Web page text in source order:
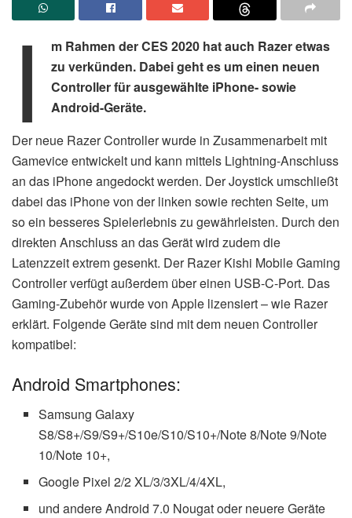
I
m Rahmen der CES 2020 hat auch Razer etwas
zu verkünden. Dabei geht es um einen neuen
Controller für ausgewählte iPhone- sowie
Android-Geräte.
Der neue Razer Controller wurde in Zusammenarbeit mit
Gamevice entwickelt und kann mittels Lightning-Anschluss
an das iPhone angedockt werden. Der Joystick umschließt
dabei das iPhone von der linken sowie rechten Seite, um
so ein besseres Spielerlebnis zu gewährleisten. Durch den
direkten Anschluss an das Gerät wird zudem die
Latenzzeit extrem gesenkt. Der Razer Kishi Mobile Gaming
Controller verfügt außerdem über einen USB-C-Port. Das
Gaming-Zubehör wurde von Apple lizensiert – wie Razer
erklärt. Folgende Geräte sind mit dem neuen Controller
kompatibel:
Android Smartphones:
Samsung Galaxy
S8/S8+/S9/S9+/S10e/S10/S10+/Note 8/Note 9/Note
10/Note 10+,
Google Pixel 2/2 XL/3/3XL/4/4XL,
und andere Android 7.0 Nougat oder neuere Geräte